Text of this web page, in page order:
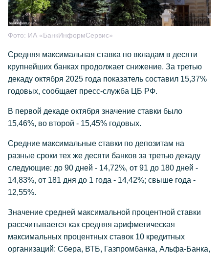
Фото: ИА «БанкИнформСервис»
Средняя максимальная ставка по вкладам в десяти
крупнейших банках продолжает снижение. За третью
декаду октября 2025 года показатель составил 15,37%
годовых, сообщает пресс-служба ЦБ РФ.
В первой декаде октября значение ставки было
15,46%, во второй - 15,45% годовых.
Cредние максимальные ставки по депозитам на
разные сроки тех же десяти банков за третью декаду
следующие: до 90 дней - 14,72%, от 91 до 180 дней -
14,83%, от 181 дня до 1 года - 14,42%; свыше года -
12,55%.
Значение средней максимальной процентной ставки
рассчитывается как средняя арифметическая
максимальных процентных ставок 10 кредитных
организаций: Сбера, ВТБ, Газпромбанка, Альфа-Банка,